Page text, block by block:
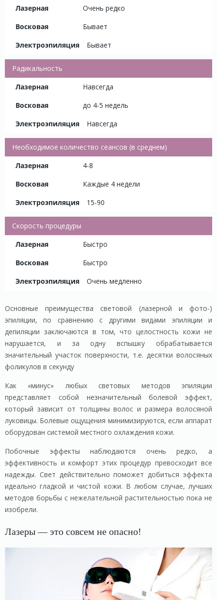
Очень редко
Бывает
Бывает
Радикальность
Навсегда
до 4-5 недель
Навсегда
Необходимое количество сеансов (в среднем)
4-8
Каждые 4 недели
15-90
Скорость процедуры
Быстро
Быстро
Очень медленно
Основные преимущества световой (лазерной и фото-)
эпиляции, по сравнению с другими видами эпиляции и
депиляции заключаются в том, что целостность кожи не
нарушается, и за одну вспышку обрабатывается
значительный участок поверхности, т.е. десятки волосяных
фоликулов в секунду
Как «минус» любых световых методов эпиляции
представляет собой незначительный болевой эффект,
который зависит от толщины волос и размера волосяной
луковицы. Болевые ощущения минимизируются, если аппарат
оборудован системой местного охлаждения кожи.
Побочные эффекты наблюдаются очень редко, а
эффективность и комфорт этих процедур превосходит все
надежды. Свет действительно поможет добиться эффекта
идеально гладкой и чистой кожи. В любом случае, лучших
методов борьбы с нежелательной растительностью пока не
изобрели.
Лазеры — это совсем не опасно!